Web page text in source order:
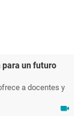
para un futuro
a docentes y